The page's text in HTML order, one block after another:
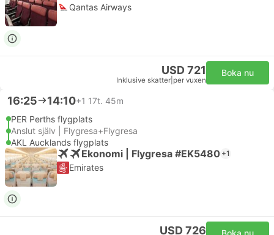
Qantas Airways
USD 721
Inklusive skatter per vuxen
Boka nu
16:25 14:10+1 17t. 45m
PER Perths flygplats
Anslut själv | Flygresa+Flygresa
AKL Aucklands flygplats
Ekonomi | Flygresa #EK5480 +1
Emirates
USD 726 Boka nu